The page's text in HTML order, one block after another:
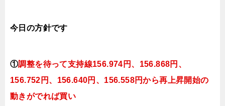
今日 の方針です
①調整を待って支持線156.974円、156.868円 、
156.752円、156.640円、156.558円から再上昇開始の
動きがでれば買い